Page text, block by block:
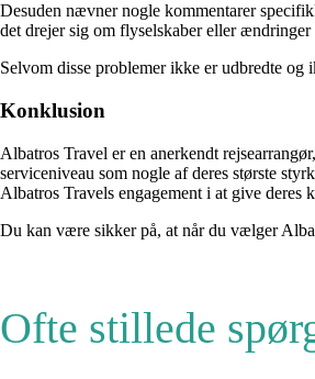
Desuden nævner nogle kommentarer
det drejer sig om flyselskaber eller ændringer
Selvom disse problemer ikke er udbredte
Konklusion
Albatros Travel er en anerkendt
serviceniveau som nogle af deres største
Albatros Travels engagement i at give deres
Du kan være sikker på, at når du vælger
Ofte stillede